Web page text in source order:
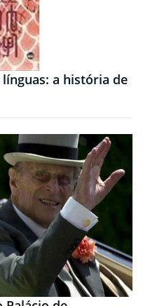
a história de